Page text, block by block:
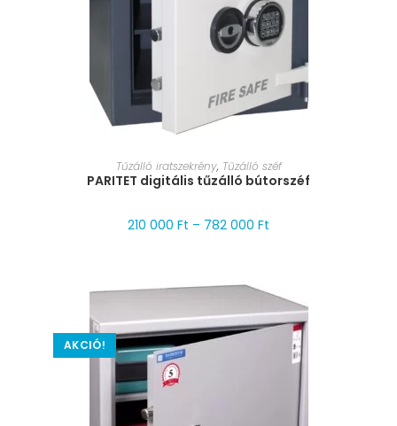
MÉRET VÁLASZTÁSA
Tűzálló iratszekrény, Tűzálló széf
PARITET digitális tűzálló bútorszéf
210 000 Ft – 782 000 Ft
AKCIÓ!